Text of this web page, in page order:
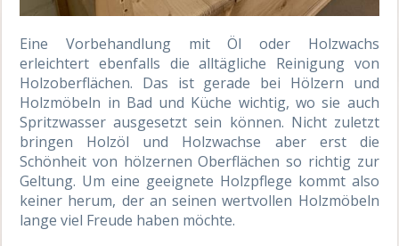
Eine Vorbehandlung mit Öl oder Holzwachs
erleichtert ebenfalls die alltägliche Reinigung von
Holzoberflächen. Das ist gerade bei Hölzern und
Holzmöbeln in Bad und Küche wichtig, wo sie auch
Spritzwasser ausgesetzt sein können. Nicht zuletzt
bringen Holzöl und Holzwachse aber erst die
Schönheit von hölzernen Oberflächen so richtig zur
Geltung. Um eine geeignete Holzpflege kommt also
keiner herum, der an seinen wertvollen Holzmöbeln
lange viel Freude haben möchte.